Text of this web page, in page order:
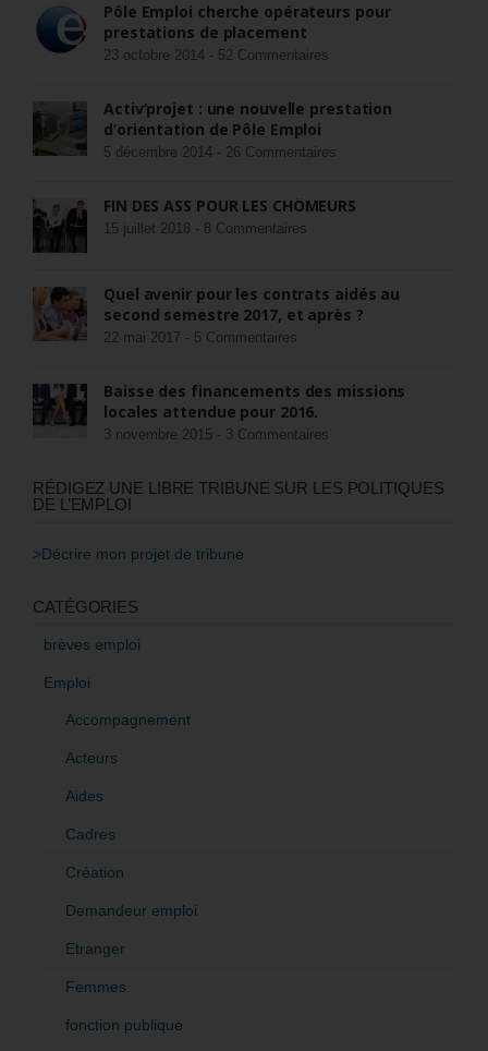
Pôle Emploi cherche opérateurs pour
prestations de placement
23 octobre 2014 - 52 Commentaires
Activ’projet : une nouvelle prestation
d’orientation de Pôle Emploi
5 décembre 2014 - 26 Commentaires
FIN DES ASS POUR LES CHÔMEURS
15 juillet 2018 - 8 Commentaires
Quel avenir pour les contrats aidés au
second semestre 2017, et après ?
22 mai 2017 - 5 Commentaires
Baisse des financements des missions
locales attendue pour 2016.
3 novembre 2015 - 3 Commentaires
RÉDIGEZ UNE LIBRE TRIBUNE SUR LES POLITIQUES
DE L’EMPLOI
>Décrire mon projet de tribune
CATÉGORIES
brèves emploi
Emploi
Accompagnement
Acteurs
Aides
Cadres
Création
Demandeur emploi
Etranger
Femmes
fonction publique